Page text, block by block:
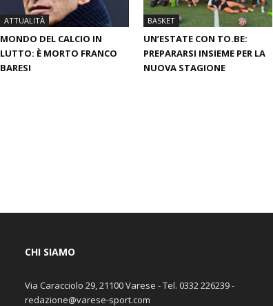
ATTUALITÀ
MONDO DEL CALCIO IN
LUTTO: È MORTO FRANCO
BARESI
BASKET
UN’ESTATE CON TO.BE:
PREPARARSI INSIEME PER LA
NUOVA STAGIONE
CHI SIAMO
Via Caracciolo 29, 21100 Varese - Tel. 0332 226239 -
redazione@varese-sport.com